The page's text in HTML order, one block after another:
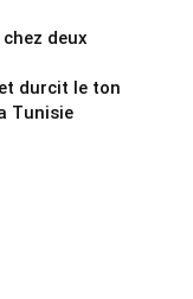
deux
durcit le ton
Tunisie